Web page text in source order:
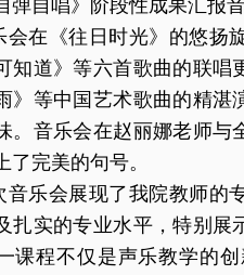
弹自唱》阶段性成果汇报音
会在《往日时光》的悠扬
知道》等六首歌曲的联
》等中国艺术歌曲的精湛
。音乐会在赵丽娜老师与
了完美的句号。
音乐会展现了我院教师的
扎实的专业水平，特别展
课程不仅是声乐教学的